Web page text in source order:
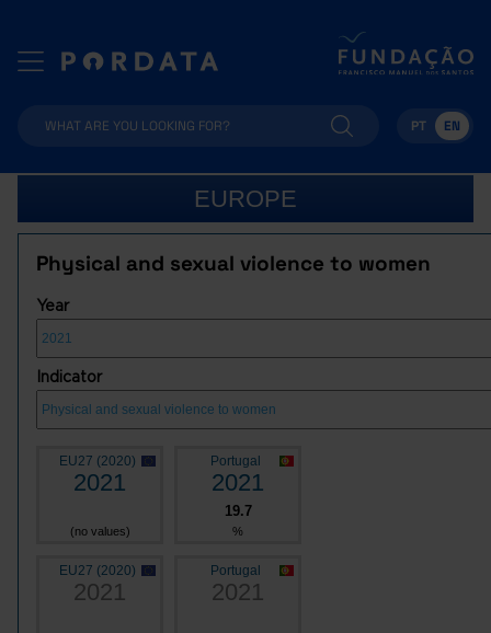
PT EN
EUROPE
Physical and sexual violence to women
Year
Indicator
EU27 (2020)
2021
(no values)
Portugal
2021
19.7
%
EU27 (2020)
2021
Portugal
2021